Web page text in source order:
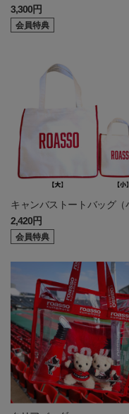
3,300円
会員特典
キャンバストートバッグ（
2,420円
会員特典